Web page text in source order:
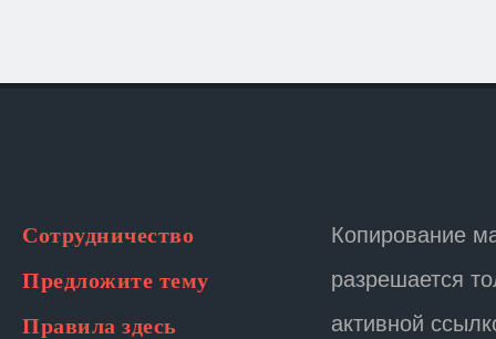
Сотрудничество
Предложите тему
Правила здесь
Копирование
разрешается
активной